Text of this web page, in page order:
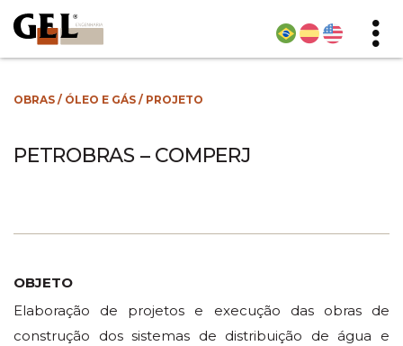
OBRAS / ÓLEO E GÁS / PROJETO
PETROBRAS – COMPERJ
OBJETO
Elaboração de projetos e execução das obras de
construção dos sistemas de distribuição de água e